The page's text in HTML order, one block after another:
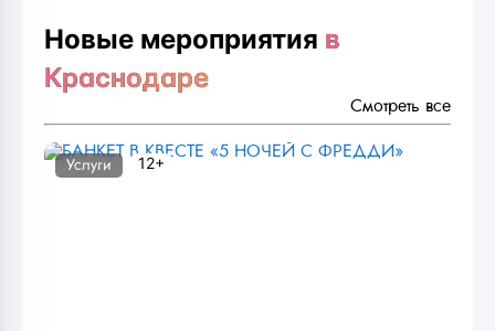
Новые мероприятия в
Краснодаре
Смотреть все
Услуги 12+